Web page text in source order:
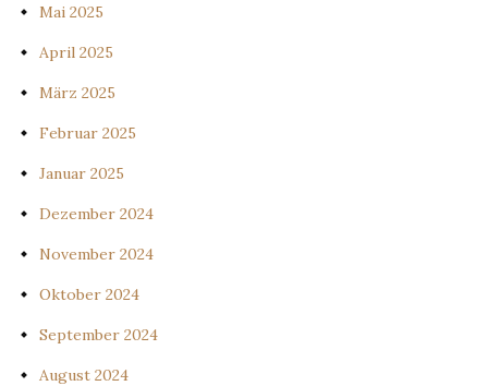
Mai 2025
April 2025
März 2025
Februar 2025
Januar 2025
Dezember 2024
November 2024
Oktober 2024
September 2024
August 2024